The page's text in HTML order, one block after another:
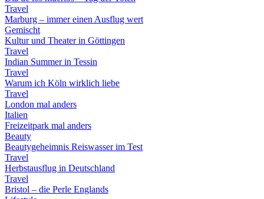
Travel
Marburg – immer einen Ausflug wert
Gemischt
Kultur und Theater in Göttingen
Travel
Indian Summer in Tessin
Travel
Warum ich Köln wirklich liebe
Travel
London mal anders
Italien
Freizeitpark mal anders
Beauty
Beautygeheimnis Reiswasser im Test
Travel
Herbstausflug in Deutschland
Travel
Bristol – die Perle Englands